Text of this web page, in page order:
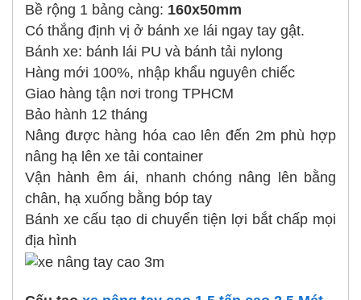
Bề rộng 1 bảng càng: 160x50mm
Có thắng định vị ở bánh xe lái ngay tay gật.
Bánh xe: bánh lái PU và bánh tải nylong
Hàng mới 100%, nhập khẩu nguyên chiếc
Giao hàng tận nơi trong TPHCM
Bảo hành 12 tháng
Nâng được hàng hóa cao lên đến 2m phù hợp
nâng hạ lên xe tải container
Vận hành êm ái, nhanh chóng nâng lên bằng
chân, hạ xuống bằng bóp tay
Bánh xe cấu tạo di chuyển tiện lợi bắt chấp mọi
địa hình